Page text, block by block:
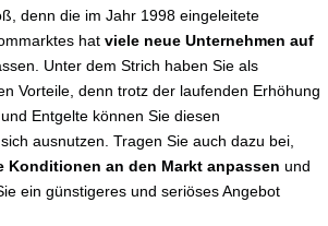
denn die im Jahr 1998 eingeleitete
hat viele neue Unternehmen auf
Unter dem Strich haben Sie als
Vorteile, denn trotz der laufenden Erhöhung
Entgelte können Sie diesen
ausnutzen. Tragen Sie auch dazu bei,
Konditionen an den Markt anpassen und
ein günstigeres und seriöses Angebot